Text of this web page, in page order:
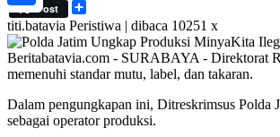
Post
titi.batavia Peristiwa | dibaca 10251 x
Beritabatavia.com - SURABAYA - Direktorat
memenuhi standar mutu, label, dan takaran.
Dalam pengungkapan ini, Ditreskrimsus Polda
sebagai operator produksi.
Share